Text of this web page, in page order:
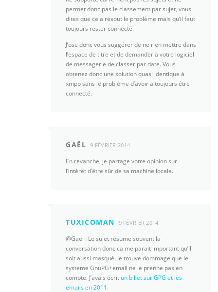
permet donc pas le classement par sujet, vous
dites que cela résout le problème mais qu’il faut
toujours rester connecté.
J’ose donc vous suggérer de ne rien mettre dans
l’espace de titre et de demander à votre logiciel
de messagerie de classer par date. Vous
obtenez donc une solution quasi identique à
xmpp sans le problème d’avoir à toujours être
connecté.
GAËL 9 FÉVRIER 2014
En revanche, je partage votre opinion sur
l’intérêt d’être sûr de sa machine locale.
TUXICOMAN 9 FÉVRIER 2014
@Gael : Le sujet résume souvent la
conversation donc ca me parait important qu’il
soit aussi masqué. Je trouve dommage que le
systeme GnuPG+email ne le prenne pas en
compte. J’avais écrit un billet sur GPG et les
emails en 2011.